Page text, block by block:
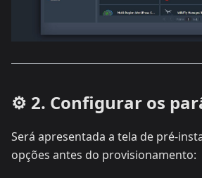
⚙️ 2. Configurar os
Será apresentada a tela de pré-
opções antes do provisionamento: